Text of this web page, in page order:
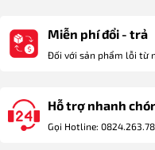
Miễn phí đổi - trả
Đối với sản phẩm lỗi từ
Hỗ trợ nhanh
Gọi Hotline: